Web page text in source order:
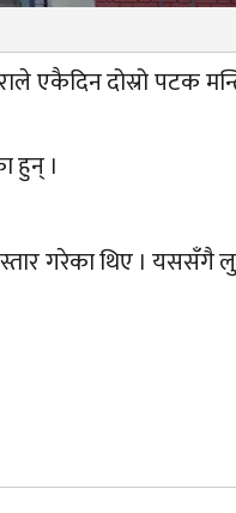
एकैदिन दोस्रो पटक
हुन् ।
गरेका थिए । यससँगै